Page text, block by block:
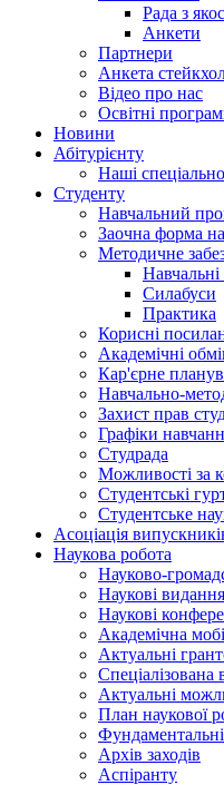
Рада з
Анкети
Партнери
Анкета
Відео про нас
Освітні
Hовини
Абітурієнту
Наші
Студенту
Навчальний
Заочна форма
Методичне
Силабуси
Практика
Корисні
Академічні
Кар'єрне
Навчально-
Захист прав
Графіки
Студрада
Можливості за
Студентські
Студентське
Асоціація
Наукова робота
Науково-
Наукові видання
Наукові
Академічна
Актуальні
Спеціалізована
Актуальні
План наукової
Архів заходів
Аспіранту